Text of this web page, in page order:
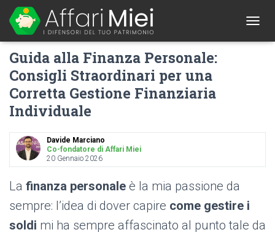
O
I
T
Guida alla Finanza Personale:
Consigli Straordinari per una
Corretta Gestione Finanziaria
Individuale
Davide Marciano
Co-fondatore di Affari Miei
20 Gennaio 2026
La finanza personale è la mia passione da
sempre: l’idea di dover capire come gestire i
soldi mi ha sempre affascinato al punto tale da